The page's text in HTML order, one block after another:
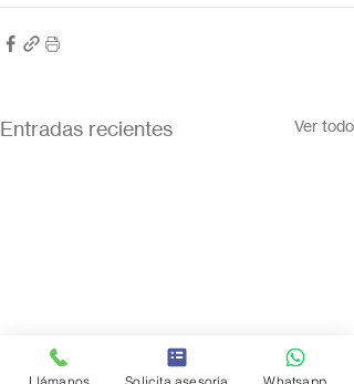
Entradas recientes Ver todo
Llámanos Solicita asesoría Whatsapp